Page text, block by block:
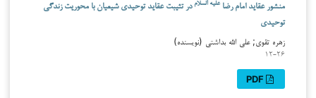
منشور عقاید امام رضاعلیه السلامدر تثیبت عقاید توحیدی شیعیان با محوریت زندگی
توحیدی
زهره تقوی; علی الله بداشتی (نویسنده)
۱۲-۲۶